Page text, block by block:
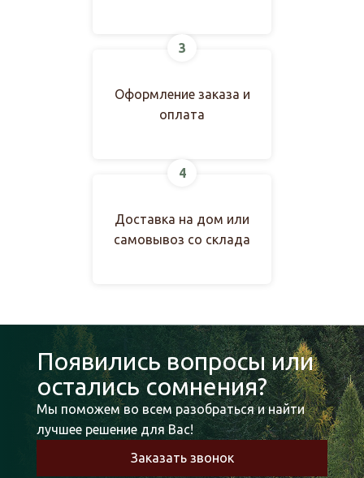
3
Оформление заказа и
оплата
4
Доставка на дом или
самовывоз со склада
Появились вопросы или
остались сомнения?
Мы поможем во всем разобраться и найти
лучшее решение для Вас!
Заказать звонок